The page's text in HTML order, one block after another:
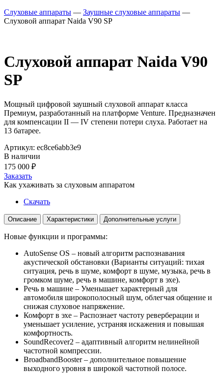
Слуховые аппараты — Заушные слуховые аппараты —
Слуховой аппарат Naida V90 SP
Слуховой аппарат Naida V90
SP
Мощный цифровой заушный слуховой аппарат класса
Премиум, разработанный на платформе Venture. Предназначен
для компенсации II — IV степени потери слуха. Работает на
13 батарее.
Артикул: ec8ce6abb3e9
В наличии
175 000 ₽
Заказать
Как ухаживать за слуховым аппаратом
Скачать
Описание Характеристики Дополнительные услуги
Новые функции и программы:
AutoSense OS – новый алгоритм распознавания
акустической обстановки (Варианты ситуаций: тихая
ситуация, речь в шуме, комфорт в шуме, музыка, речь в
громком шуме, речь в машине, комфорт в эхе).
Речь в машине – Уменьшает характерный для
автомобиля широкополосный шум, облегчая общение и
снижая слуховое напряжение.
Комфорт в эхе – Распознает частоту реверберации и
уменьшает усиление, устраняя искажения и повышая
комфортность.
SoundRecover2 – адаптивный алгоритм нелинейной
частотной компрессии.
BroadbandBooster – дополнительное повышение
выходного уровня в широкой частотной полосе.